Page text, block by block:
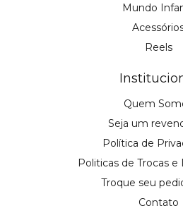
Mundo
Reels
Quem
Seja um
Política de
Politicas de Trocas e
Troque seu
Contato